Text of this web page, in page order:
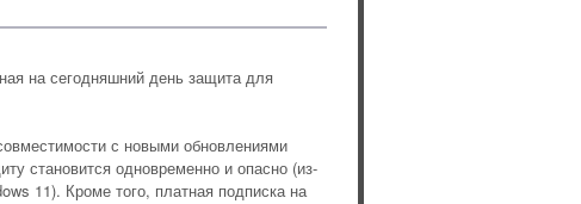
на сегодняшний день защита для
с новыми обновлениями
становится одновременно и опасно (из-
11). Кроме того, платная подписка на